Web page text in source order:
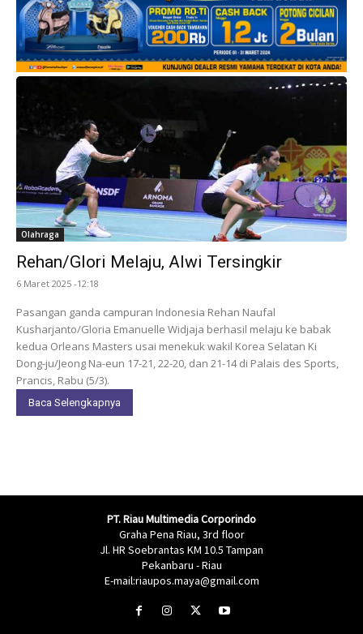
Olahraga
Rehan/Glori Melaju, Alwi Tersingkir
6 Maret 2025 -12:18
Pasangan ganda campuran Indonesia Rehan Naufal
Kusharjanto/Gloria Emanuelle Widjaja berhasil melaju ke babak
kedua Orleans Masters usai menekuk wakil Korea Selatan Ki
Dong-ju/Jeong Na-eun 17-21, 22-20, dan 21-14 di Palais des Sports,
Prancis, Rabu (5/3).
Baca Selengkapnya
PT. Riau Multimedia Corporindo
Graha Pena Riau, 3rd floor
Jl. HR Soebrantas KM 10.5 Tampan
Pekanbaru - Riau
E-mail:riaupos.maya@gmail.com